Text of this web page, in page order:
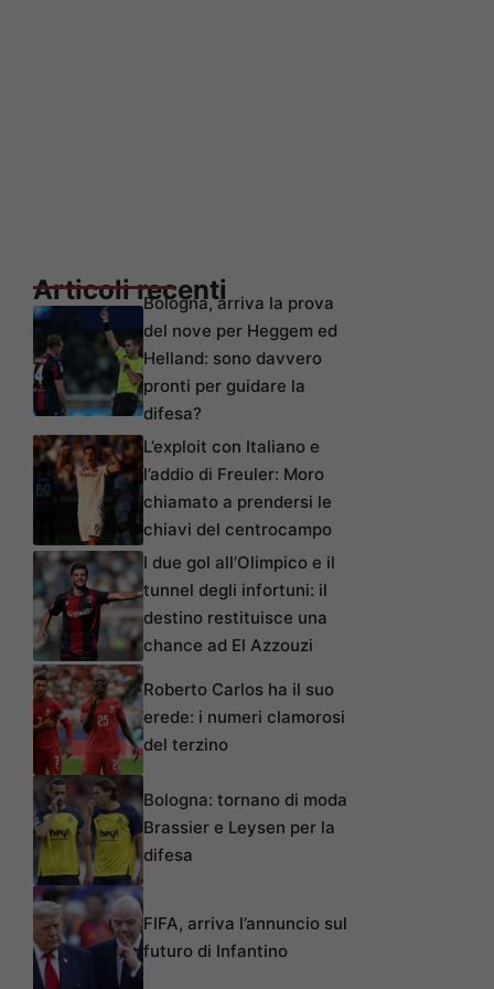
Articoli recentiBologna, arriva la prova
del nove per Heggem ed
Helland: sono davvero
pronti per guidare la
difesa?
L’exploit con Italiano e
l’addio di Freuler: Moro
chiamato a prendersi le
chiavi del centrocampo
I due gol all’Olimpico e il
tunnel degli infortuni: il
destino restituisce una
chance ad El Azzouzi
Roberto Carlos ha il suo
erede: i numeri clamorosi
del terzino
Bologna: tornano di moda
Brassier e Leysen per la
difesa
FIFA, arriva l’annuncio sul
futuro di Infantino